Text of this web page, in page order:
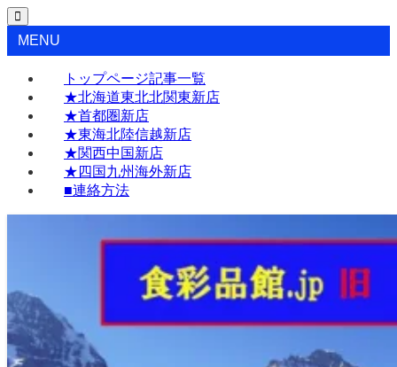
MENU
トップページ記事一覧
★北海道東北北関東新店
★首都圏新店
★東海北陸信越新店
★関西中国新店
★四国九州海外新店
■連絡方法